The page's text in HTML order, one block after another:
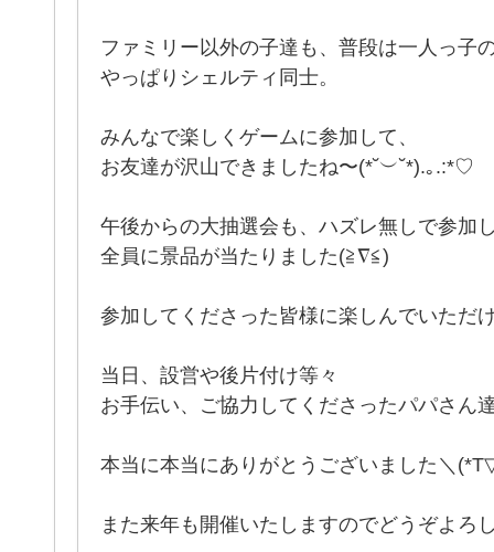
ファミリー以外の子達も、普段は一人っ子
やっぱりシェルティ同士。
みんなで楽しくゲームに参加して、
お友達が沢山できましたね〜(*˘︶˘*).｡.:*♡
午後からの大抽選会も、ハズレ無しで参加
全員に景品が当たりました(≧∇≦)
参加してくださった皆様に楽しんでいただ
当日、設営や後片付け等々
お手伝い、ご協力してくださったパパさん
本当に本当にありがとうございました＼
また来年も開催いたしますのでどうぞよろ